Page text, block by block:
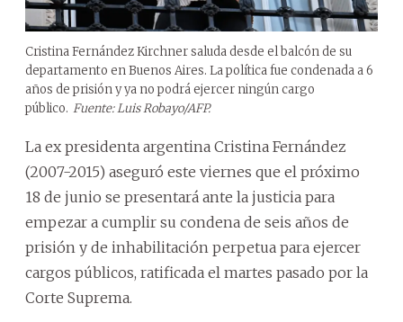
Cristina Fernández Kirchner saluda desde el balcón de su
departamento en Buenos Aires. La política fue condenada a 6
años de prisión y ya no podrá ejercer ningún cargo
público. Fuente: Luis Robayo/AFP.
La ex presidenta argentina Cristina Fernández
(2007-2015) aseguró este viernes que el próximo
18 de junio se presentará ante la justicia para
empezar a cumplir su condena de seis años de
prisión y de inhabilitación perpetua para ejercer
cargos públicos, ratificada el martes pasado por la
Corte Suprema.